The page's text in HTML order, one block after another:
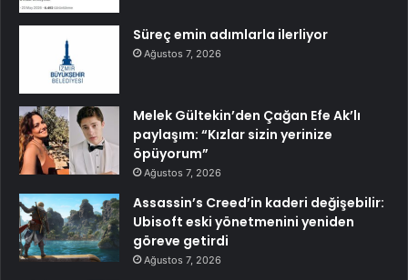
Süreç emin adımlarla ilerliyor
Ağustos 7, 2026
Melek Gültekin’den Çağan Efe Ak’lı
paylaşım: “Kızlar sizin yerinize
öpüyorum”
Ağustos 7, 2026
Assassin’s Creed’in kaderi değişebilir:
Ubisoft eski yönetmenini yeniden
göreve getirdi
Ağustos 7, 2026